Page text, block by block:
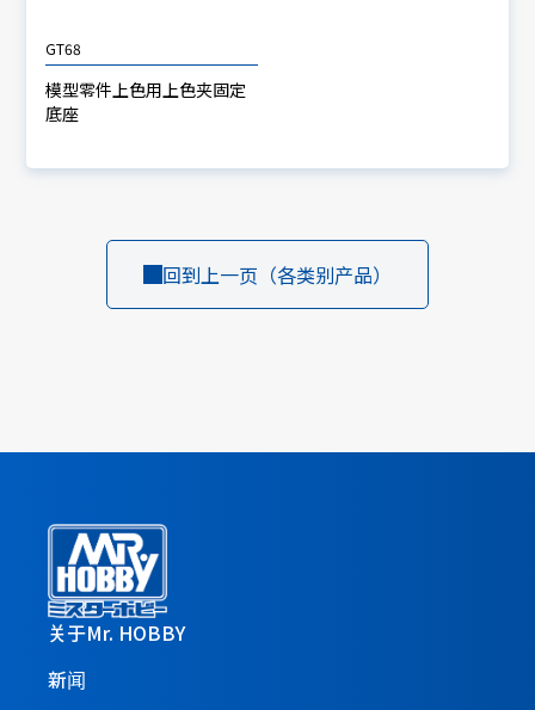
GT68
模型零件上色用上色夹固定
底座
回到上一页（各类别产品）
关于Mr. HOBBY
新闻